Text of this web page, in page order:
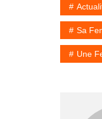
Sa
Une